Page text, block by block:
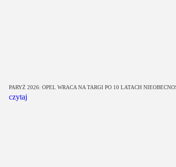
PARYŻ 2026: OPEL WRACA NA TARGI PO 10 LATACH
czytaj